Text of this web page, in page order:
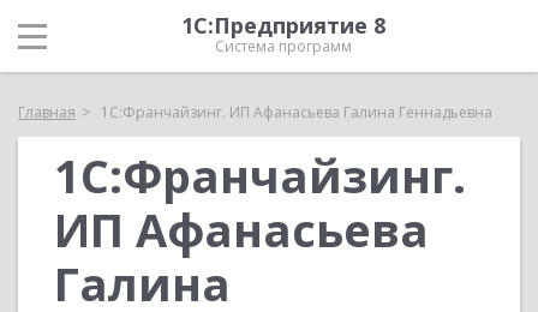
1С:Предприятие 8
Система программ
Главная 1С:Франчайзинг. ИП Афанасьева Галина Геннадьевна
1С:Франчайзинг.
ИП Афанасьева
Галина